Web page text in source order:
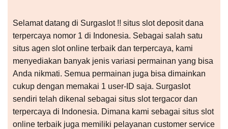
Selamat datang di Surgaslot !! situs slot deposit dana
terpercaya nomor 1 di Indonesia. Sebagai salah satu
situs agen slot online terbaik dan terpercaya, kami
menyediakan banyak jenis variasi permainan yang bisa
Anda nikmati. Semua permainan juga bisa dimainkan
cukup dengan memakai 1 user-ID saja. Surgaslot
sendiri telah dikenal sebagai situs slot tergacor dan
terpercaya di Indonesia. Dimana kami sebagai situs slot
online terbaik juga memiliki pelayanan customer service